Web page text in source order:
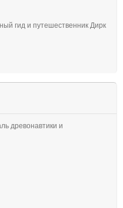
гид и путешественник Дирк
древонавтики и